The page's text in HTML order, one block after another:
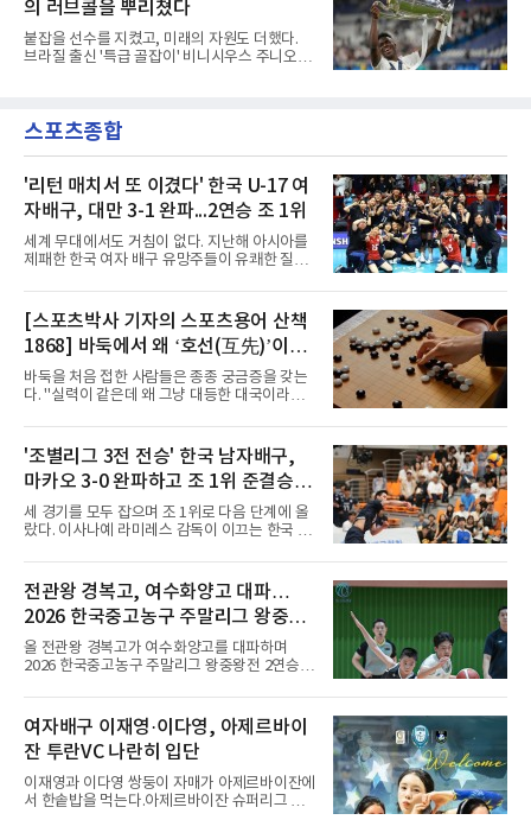
성적이 배경이 됐다. 올 시즌 백운기 전국 고등학
교 축구대회와 코리아풋볼파크 U-18 챔피언스
컵, K리그 U-17 챔피언십을 잇달아 제패했다.시
기도 맞물렸다. 서울은 9월 시작하는 아시아축
무대 경험을 주려 했다.면면도 다양하다. 측면 공
격수 정현웅은 돌파력이
의 러브콜을 뿌리쳤다
붙잡을 선수를 지켰고, 미래의 자원도 더했다.
브라질 출신 '특급 골잡이' 비니시우스 주니오르
2032년 6월 30일까지 유효한 6년 연장 계약에
합의했다고 공식 발표했다. 비니시우스는 재계
우에서의 8년은 너무 짧다며, 앞으로 6년, 그리
고 영원히 함께하겠다고 애정을 드러냈다.성사
과정에는 우여곡절이 있었다. 그는 최근 잉글랜
드 프리미어리그(EPL) 챔피언 아스널의 뜨거운
관심을 받았는데, 18개월간 이어진 재계약 협상
이 한때 교착됐기 때문이다. 그러
스포츠종합
'리턴 매치서 또 이겼다' 한국 U-17 여
자배구, 대만 3-1 완파...2연승 조 1위
세계 무대에서도 거침이 없다. 지난해 아시아를
제패한 한국 여자 배구 유망주들이 유쾌한 질주
이하(U-17) 여자배구대표팀은 8일(한국시간) 칠
레 로스안데스에서 열린 2026 국제배구연맹
(FIVB) U-17 여자 세계선수권대회 조별리그 D조
2차전에서 대만을 세트 점수 3-1(25-19 18-25
25-13 25-15)로 꺾었다. 전날 푸에르토리코를
3-1로 물리쳤던 한국은 2연승으로 조 1위에 올
라 16강 진출에 청신호를 켰다.이날 승리는 남다
3-2로 꺾고 정상에 올랐는데, 세계선수권에서
이뤄진 '리턴 매치'에서도 승리하
[스포츠박사 기자의 스포츠용어 산책
1868] 바둑에서 왜 ‘호선(互先)’이라
말할까
바둑을 처음 접한 사람들은 종종 궁금증을 갖는
다. "실력이 같은데 왜 그냥 대등한 대국이라고
‘바둑에서 왜 ‘대국(對局)’이라 말할까‘ 참조)'호
선(互先)'은 한자로 '서로 호(互)', '먼저 선(先)'을
쓴다. 직역하면 '서로 먼저 둔다'는 뜻이다. 여기
서 '서로 먼저 둔다'는 표현은 한 판에서 두 사람
이 동시에 선수를 잡는다는 의미가 아니다. 중국
과 일본의 고대 바둑에서 실력이 같은 사람끼리
는 여러 판을 둘 때 흑(선수)을 번갈아 맡았다는
는다는 의미였던 것이다.인터넷 조선왕조실록에
서 호
'조별리그 3전 전승' 한국 남자배구,
마카오 3-0 완파하고 조 1위 준결승
진출
세 경기를 모두 잡으며 조 1위로 다음 단계에 올
랐다. 이사나예 라미레스 감독이 이끄는 한국 남
아남자선수권대회 조별리그를 3연승으로 마무
리했다.대표팀은 7일 몽골 울란바타르 AVA 아레
나에서 열린 대회 B조 조별리그 3차전에서 마카
오(119위)를 세트 점수 3-0(25-18 25-16 25-15)
으로 제압했다. 일본과 대만에 이어 마카오까지
꺾은 한국은 조별리그 전승으로 준결승 티켓을
손에 넣었다.공격은 고르게 터졌다. 김요한(삼성
육부대)이 9득점으로 힘을 보탰다.대표팀은 8일
오후 8시 30분 A조 2위와 결승
전관왕 경복고, 여수화양고 대파…
2026 한국중고농구 주말리그 왕중왕
전 결승토너먼트 확정
올 전관왕 경복고가 여수화양고를 대파하며
2026 한국중고농구 주말리그 왕중왕전 2연승을
7일 전남 해남 구교체육관에서 열린 대회 남고
부 H조 예선 2차전에서 박지오(26점)와 김호원
(22점)의 활약을 앞세워 여수화양고를 94-59로
완파했다. 이로써 경복고는 예선 2전 전승을 기
록하며 조 1위로 결승 토너먼트에 진출했다.경
복고는 1쿼터 초반부터 박지오의 높은 슛 성공
률을 앞세워 공격을 주도하며 24-15로 기선을
여자배구 이재영·이다영, 아제르바이
잔 투란VC 나란히 입단
이재영과 이다영 쌍둥이 자매가 아제르바이잔에
서 한솥밥을 먹는다.아제르바이잔 슈퍼리그 투